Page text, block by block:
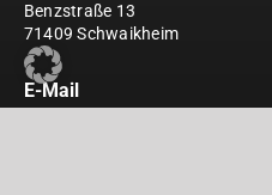
Benzstraße 13
71409 Schwaikheim
E-Mail